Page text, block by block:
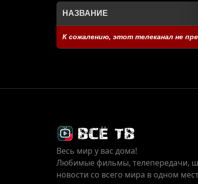
НАЗВАНИЕ
К сожалению, этот телеканал не
Весь мир у вас дома!
Любимые фильмы, телепередачи,
новости со всего мира в одном